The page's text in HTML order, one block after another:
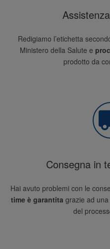
Redigiamo l’etichetta
Ministero della Salute e
prodotto da
Consegna in
Hai avuto problemi con le
time è garantita grazie ad
del